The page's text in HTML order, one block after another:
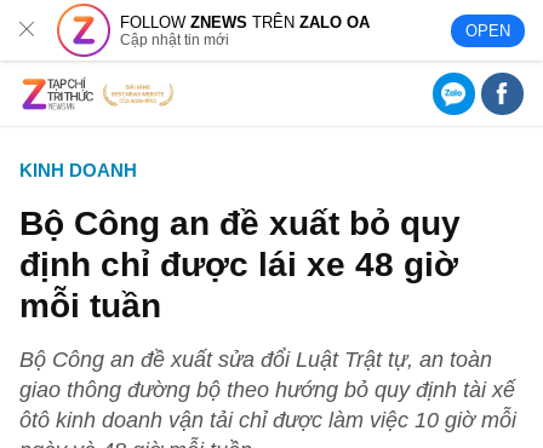
FOLLOWZNEWS TRÊNZALO OA
Cập nhật tin mới OPEN
KINH DOANH
Bộ Công an đề xuất bỏ quy
định chỉ được lái xe 48 giờ
mỗi tuần
Bộ Công an đề xuất sửa đổi Luật Trật tự, an toàn
giao thông đường bộ theo hướng bỏ quy định tài xế
ôtô kinh doanh vận tải chỉ được làm việc 10 giờ mỗi